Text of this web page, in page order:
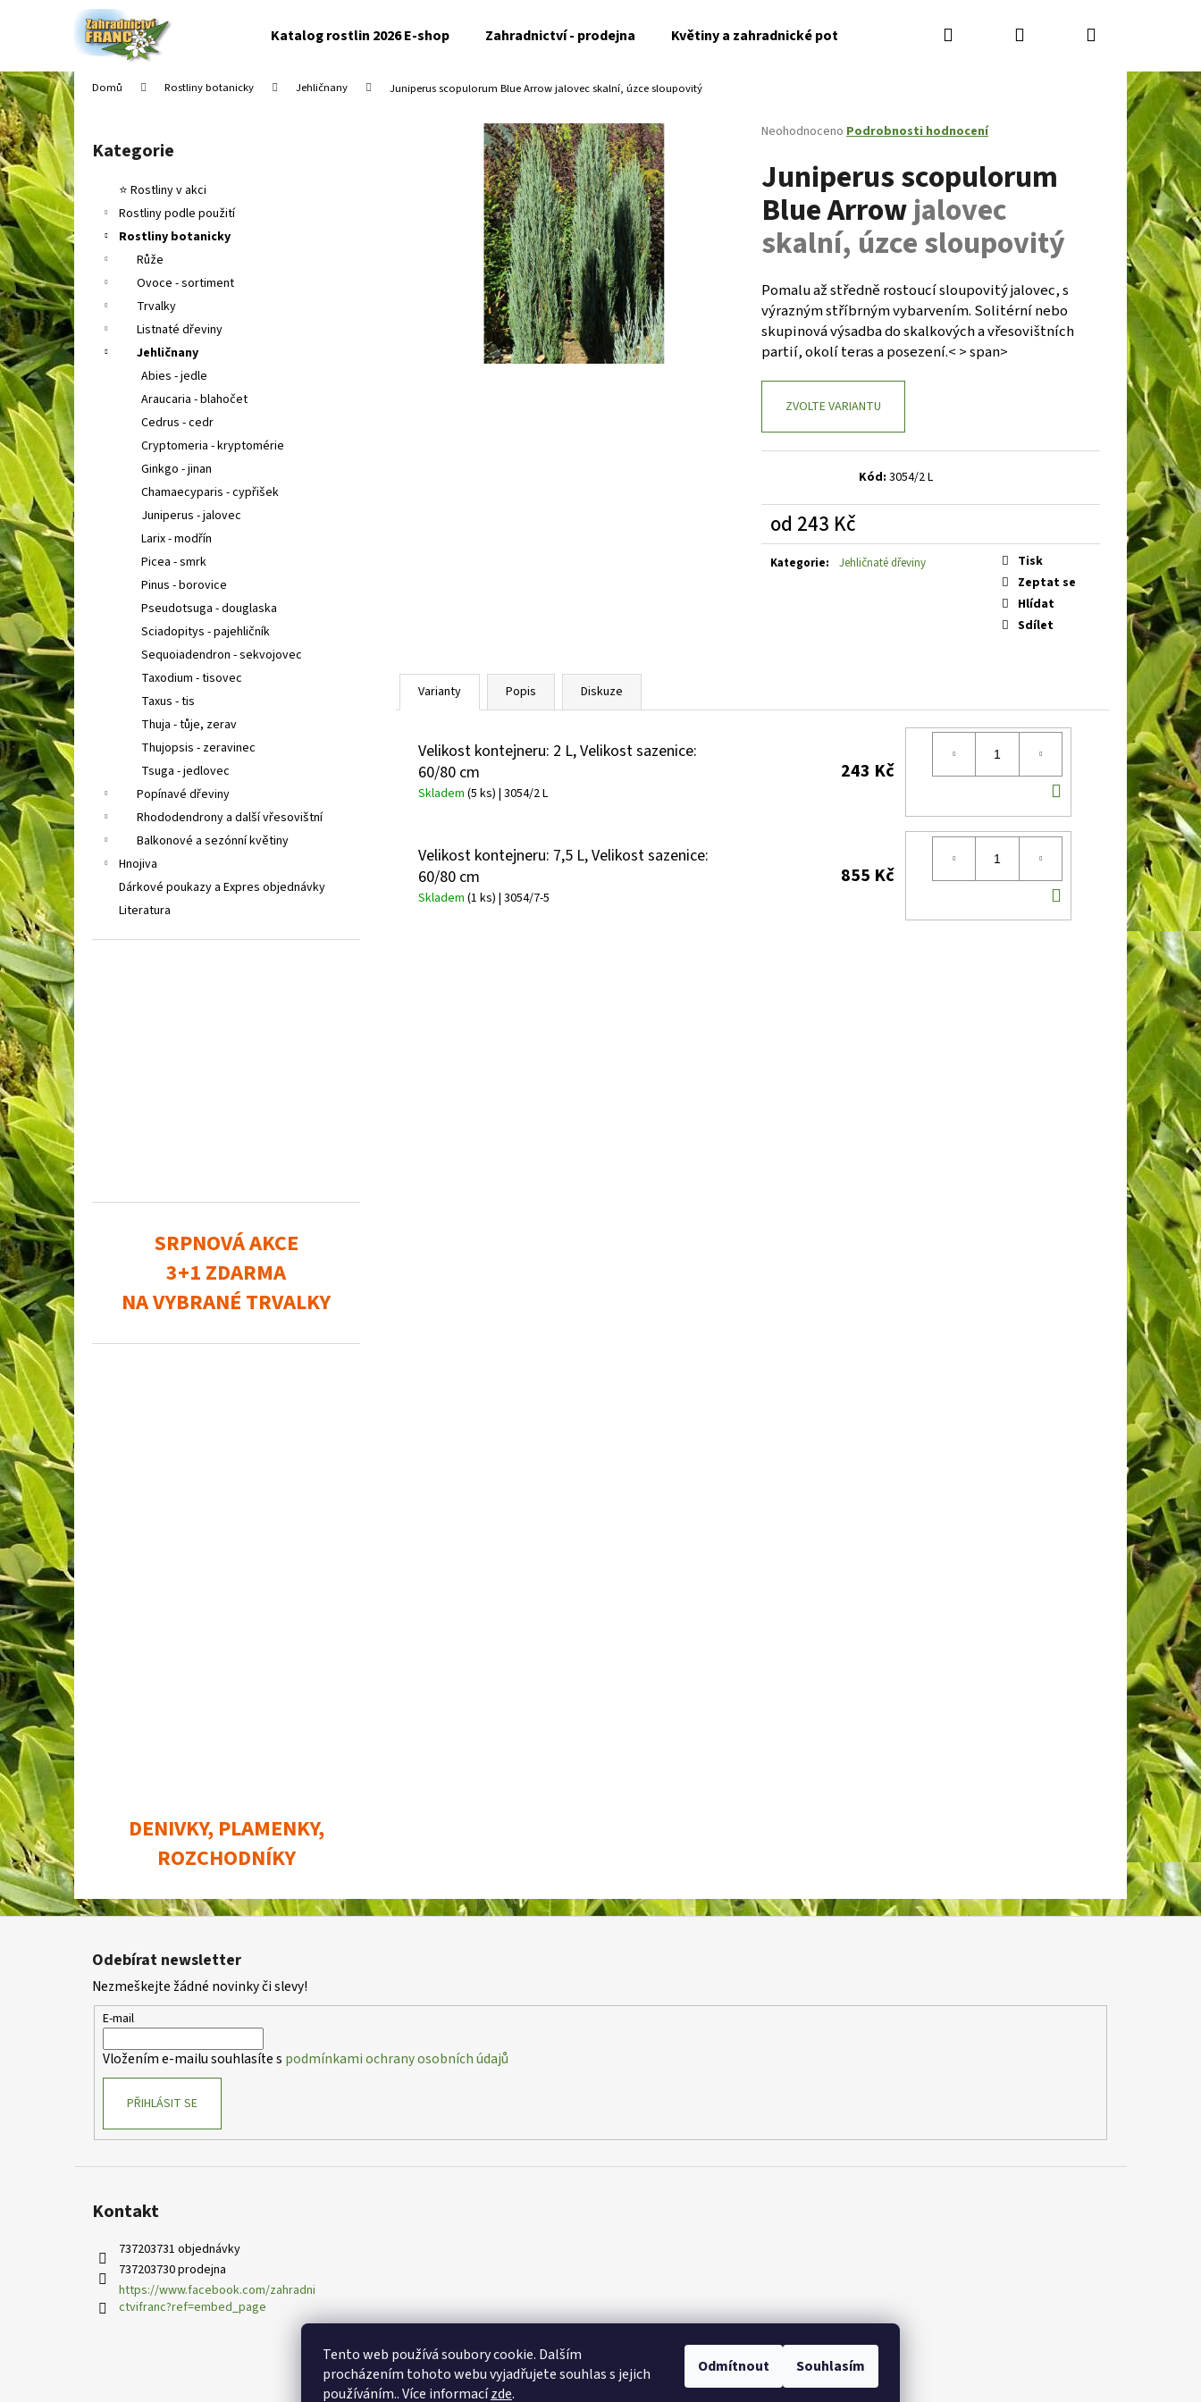
Tento web používá soubory cookie. Dalším
procházením tohoto webu vyjadřujete souhlas s jejich
používáním.. Více informacízde.
Odmítnout Souhlasím
Katalog rostlin 2026 E-shop Zahradnictví - prodejna Květiny a zahradnické potřeby Kontakty Jak nakupovat
Hledat PřihlášeníNákupní
košík
Domů Rostliny botanicky Jehličnany Juniperus scopulorum Blue Arrowjalovec skalní, úzce sloupovitý
P
o
s
t
r
a
n
n
í
p
a
n
e
l
Přeskočit
kategorie
Kategorie
⭐ Rostliny v akci
Rostliny podle použití
Rostliny botanicky
Růže
Ovoce - sortiment
Trvalky
Listnaté dřeviny
Jehličnany
Abies - jedle
Araucaria - blahočet
Cedrus - cedr
Cryptomeria - kryptomérie
Ginkgo - jinan
Chamaecyparis - cypřišek
Juniperus - jalovec
Larix - modřín
Picea - smrk
Pinus - borovice
Pseudotsuga - douglaska
Sciadopitys - pajehličník
Sequoiadendron - sekvojovec
Taxodium - tisovec
Taxus - tis
Thuja - tůje, zerav
Thujopsis - zeravinec
Tsuga - jedlovec
Popínavé dřeviny
Rhododendrony a další vřesovištní
Balkonové a sezónní květiny
Hnojiva
Dárkové poukazy a Expres objednávky
Literatura
SRPNOVÁ AKCE
3+1 ZDARMA
NA VYBRANÉ TRVALKY
DENIVKY, PLAMENKY,
ROZCHODNÍKY
Průměrné
produktu
je
0,0
z
hvězdiček.
Neohodnoceno Podrobnosti hodnocení
Juniperus scopulorum
Blue Arrowjalovec
skalní, úzce sloupovitý
Pomalu až středně rostoucí sloupovitý jalovec, s
výrazným stříbrným vybarvením. Solitérní nebo
skupinová výsadba do skalkových a vřesovištních
partií, okolí teras a posezení.< > span>
ZVOLTE VARIANTU
Kód: 3054/2 L
od 243 Kč
Měrná
cena:
Kategorie: Jehličnaté dřeviny
Tisk
Zeptat se
Hlídat
Sdílet
Varianty Popis Diskuze
Velikost kontejneru: 2 L, Velikost sazenice:
60/80 cm
Skladem (5 ks) | 3054/2 L
243 Kč
KOŠÍKU
Velikost kontejneru: 7,5 L, Velikost sazenice:
60/80 cm
Skladem (1 ks) | 3054/7-5
855 Kč
KOŠÍKU
í
k
Zpět
do
obchodu
Zpět
do
obchodu
Co potřebujete najít?
HLEDAT
Doporučujeme
BUDDLEIA DAVIDII PRINCE CHARMING
DAVIDOVA
HEMEROCALLIS X BOOBY RUBYDENIVKA
Z
Odebírat newsletter
Nezmeškejte žádné novinky či slevy!
E-mail
Vložením e-mailu souhlasíte s podmínkami ochrany osobních údajů
PŘIHLÁSIT SE
Kontakt
737203731 objednávky
737203730 prodejna
https://www.facebook.com/zahradni
ctvifranc?ref=embed_page